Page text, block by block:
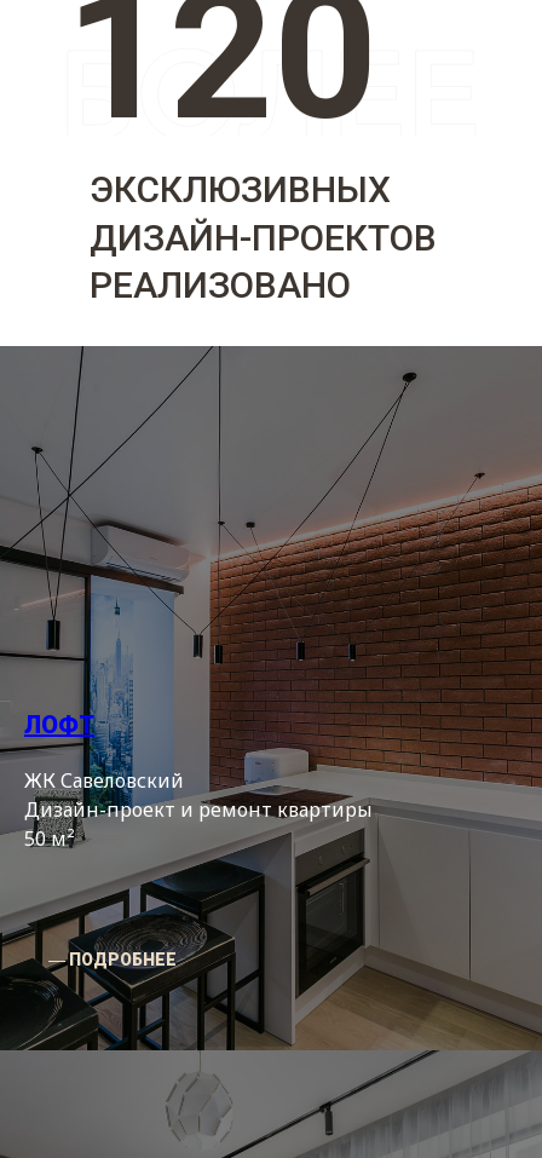
120
ЭКСКЛЮЗИВНЫХ
ДИЗАЙН-ПРОЕКТОВ
РЕАЛИЗОВАНО
ЛОФТ
ЖК Савеловский
Дизайн-проект и ремонт квартиры
50 м²
― ПОДРОБНЕЕ